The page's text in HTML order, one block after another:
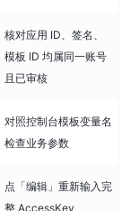
核对应用 ID、签名、
模板 ID 均属同一账号
且已审核
对照控制台模板变量名
检查业务参数
点「编辑」重新输入完
整 AccessKey